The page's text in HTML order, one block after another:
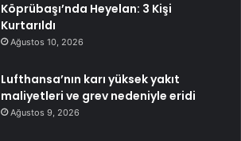
Köprübaşı’nda Heyelan: 3 Kişi
Kurtarıldı
Ağustos 10, 2026
Lufthansa’nın karı yüksek yakıt
maliyetleri ve grev nedeniyle eridi
Ağustos 9, 2026